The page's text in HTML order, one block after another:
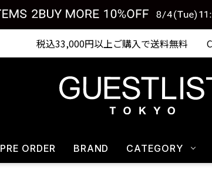
税込33,000円以上ご購入で送料無料
PRE ORDER BRAND CATEGORY